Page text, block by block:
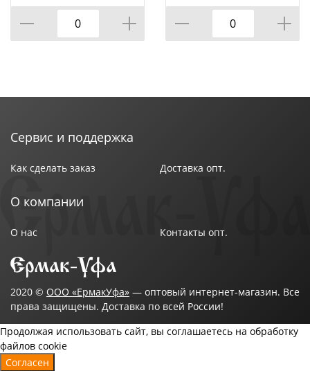
Сервис и поддержка
Как сделать заказ Доставка опт.
О компании
О нас Контакты опт.
2020 © ООО «ЕрмакУфа» — оптовый интернет-магазин. Все
права защищены. Доставка по всей России!
Продолжая использовать сайт, вы соглашаетесь на обработку
файлов cookie
Согласен